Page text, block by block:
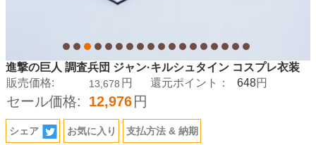
進撃の巨人 調査兵団 ジャン·キルシュタイン コスプレ衣装
販売価格:
13,678 円 還元ポイント： 648円
セール価格: 12,976 円
シェア お気に入り 支払方法 & 納期